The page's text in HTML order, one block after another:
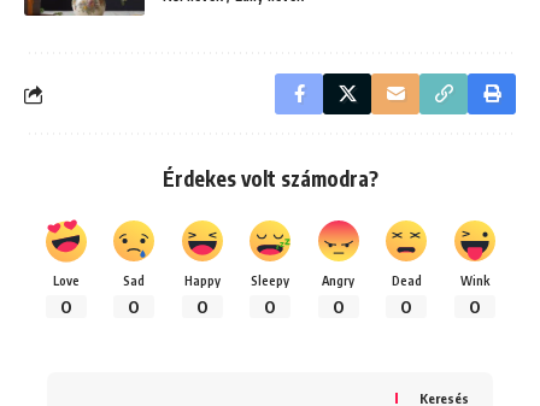
Érdekes volt számodra?
Love
0
Sad
0
Happy
0
Sleepy
0
Angry
0
Dead
0
Wink
0
Keresés